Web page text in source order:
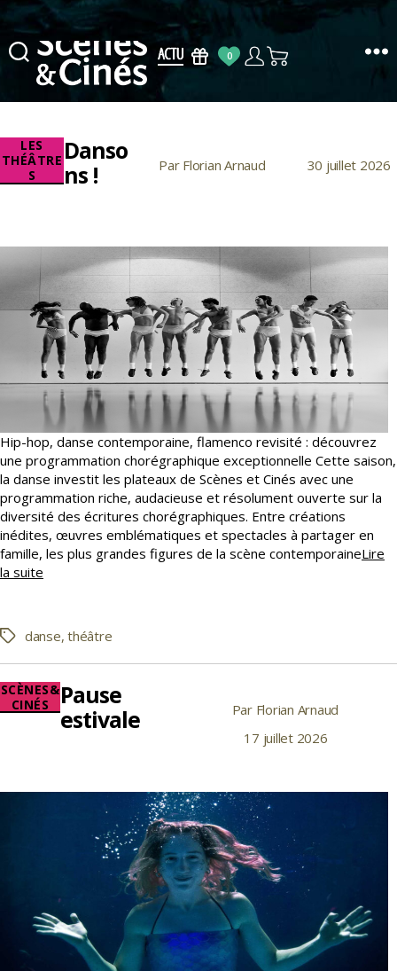
Scènes
Cinés
0
Catégories
LES
THÉÂTRE
S
Danso
ns !
Auteur
Par Florian Arnaud
Date30 juillet 2026
Hip-hop, danse contemporaine, flamenco revisité : découvrez
une programmation chorégraphique exceptionnelle Cette saison,
la danse investit les plateaux de Scènes et Cinés avec une
programmation riche, audacieuse et résolument ouverte sur la
diversité des écritures chorégraphiques. Entre créations
inédites, œuvres emblématiques et spectacles à partager en
famille, les plus grandes figures de la scène contemporaineLire
la suite
Étiquettes
danse,théâtre
Catégories
SCÈNES&
CINÉS
Pause
estivale
Auteur
l’article
Par Florian Arnaud
Date17 juillet 2026